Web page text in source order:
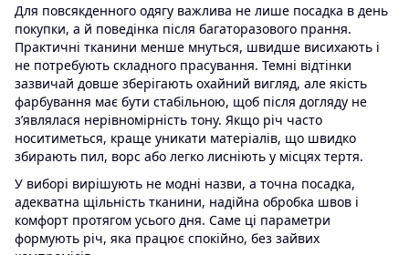
Для повсякденного одягу важлива не лише посадка в день
покупки, а й поведінка після багаторазового прання.
Практичні тканини менше мнуться, швидше висихають і
не потребують складного прасування. Темні відтінки
зазвичай довше зберігають охайний вигляд, але якість
фарбування має бути стабільною, щоб після догляду не
з’являлася нерівномірність тону. Якщо річ часто
носитиметься, краще уникати матеріалів, що швидко
збирають пил, ворс або легко лисніють у місцях тертя.
У виборі вирішують не модні назви, а точна посадка,
адекватна щільність тканини, надійна обробка швов і
комфорт протягом усього дня. Саме ці параметри
формують річ, яка працює спокійно, без зайвих